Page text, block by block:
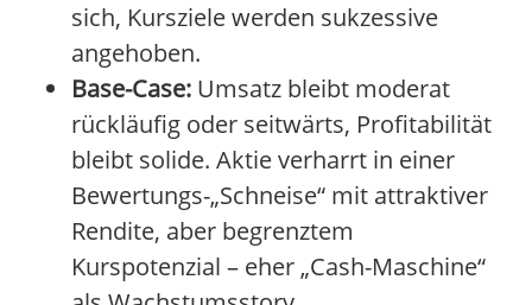
sich, Kursziele werden sukzessive
angehoben.
Base-Case: Umsatz bleibt moderat
rückläufig oder seitwärts, Profitabilität
bleibt solide. Aktie verharrt in einer
Bewertungs-„Schneise“ mit attraktiver
Rendite, aber begrenztem
Kurspotenzial – eher „Cash-Maschine“